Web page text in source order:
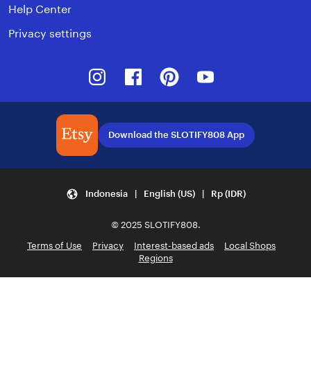
Help Center
Privacy settings
InstagramFacebookPinterest
Download the SLOTIFY808 App
Indonesia | English (US) | Rp (IDR)
© 2025 SLOTIFY808.
Terms of Use
Privacy Interest-based ads
Local Shops
Regions